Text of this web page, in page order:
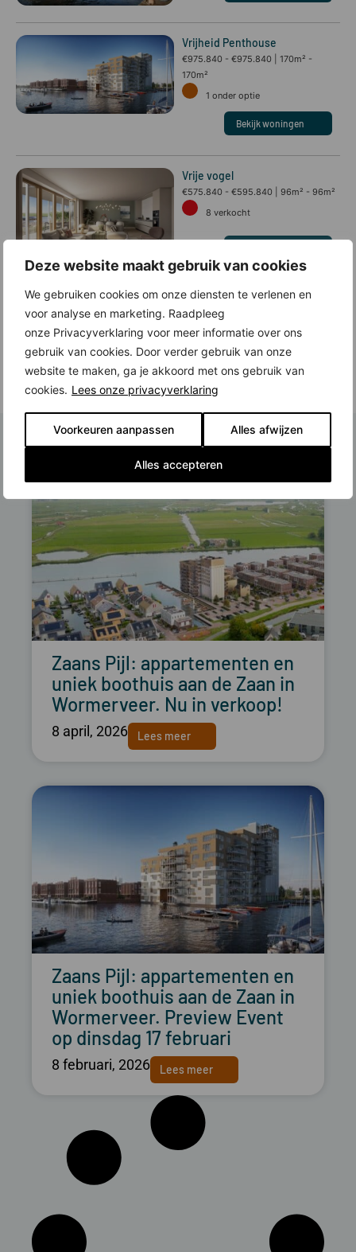
Deze website maakt gebruik van cookies
We gebruiken cookies om onze diensten te verlenen en
voor analyse en marketing. Raadpleeg
onze Privacyverklaring voor meer informatie over ons
gebruik van cookies. Door verder gebruik van onze
website te maken, ga je akkoord met ons gebruik van
cookies. Lees onze privacyverklaring
Voorkeuren aanpassen Alles afwijzen
Alles accepteren
Vrijheid Penthouse
€975.840 - €975.840
170m² -
170m²
1 onder optie
Bekijk woningen
Vrije vogel
€575.840 - €595.840
96m² - 96m²
8 verkocht
Vergezicht
€785.840 - €785.840
123m²
1verkocht
Bekijk woningen
Zaans Pijl: appartementen en
uniek boothuis aan de Zaan in
Wormerveer. Nu in verkoop!
8 april, 2026 Lees meer
Zaans Pijl: appartementen en
uniek boothuis aan de Zaan in
Wormerveer. Preview Event
op dinsdag 17 februari
8 februari, 2026 Lees meer